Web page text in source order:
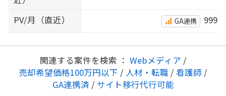
PV/月（直近） GA連携 999
関連する案件を検索 ： Webメディア /
売却希望価格100万円以下 / 人材・転職 / 看護師 /
GA連携済 / サイト移行代行可能